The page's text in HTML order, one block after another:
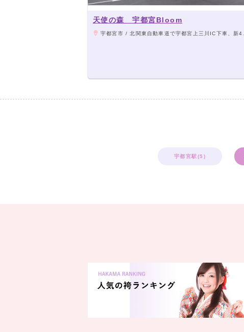
天使の森 宇都宮Bloom
宇都宮市 / 北関東自動車道で宇都宮上三川IC下車、新4号バイパス・平成通り経由で約10分。
宇都宮駅(5)